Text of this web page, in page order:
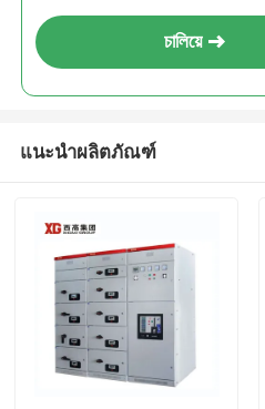
চালিয়ে
แนะนำผลิตภัณฑ์